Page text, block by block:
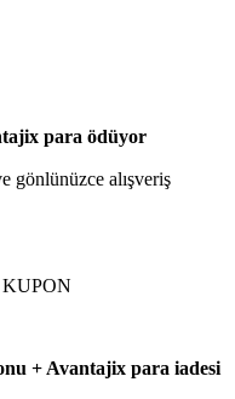
para ödüyor
gönlünüzce alışveriş
+ Avantajix para iadesi